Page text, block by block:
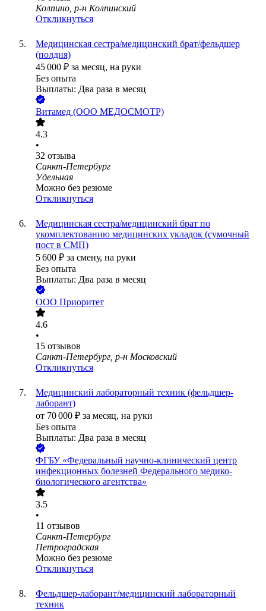
Колпино, р-н Колпинский
Откликнуться
Медицинская сестра/медицинский брат/фельдшер
(полдня)
45 000 ₽ за месяц, на руки
Без опыта
Выплаты: Два раза в месяц
Витамед (ООО МЕДОСМОТР)
4.3
•
32 отзыва
Санкт-Петербург
Удельная
Можно без резюме
Откликнуться
Медицинская сестра/медицинский брат по
укомплектованию медицинских укладок (сумочный
пост в СМП)
5 600 ₽ за смену, на руки
Без опыта
Выплаты: Два раза в месяц
ООО Приоритет
4.6
•
15 отзывов
Санкт-Петербург, р-н Московский
Откликнуться
Медицинский лабораторный техник (фельдшер-
лаборант)
от 70 000 ₽ за месяц, на руки
Без опыта
Выплаты: Два раза в месяц
ФГБУ «Федеральный научно-клинический центр
инфекционных болезней Федерального медико-
биологического агентства»
3.5
•
11 отзывов
Санкт-Петербург
Петроградская
Можно без резюме
Откликнуться
Фельдшер-лаборант/медицинский лабораторный
техник